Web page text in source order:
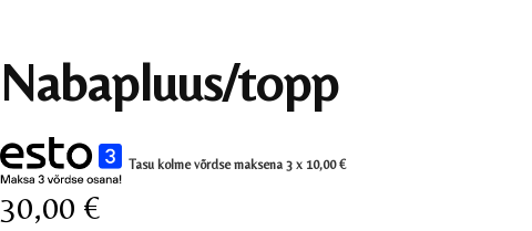
Nabapluus/topp
Tasu kolme võrdse maksena 3 x 10,00€
30,00 €